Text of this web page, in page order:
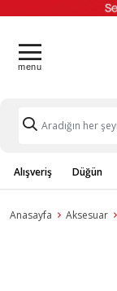
Alışveriş Düğün
Anasayfa Aksesuar